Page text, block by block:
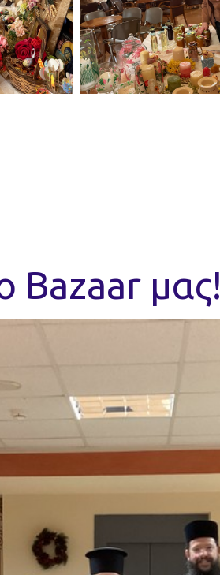
Bazaar μας!